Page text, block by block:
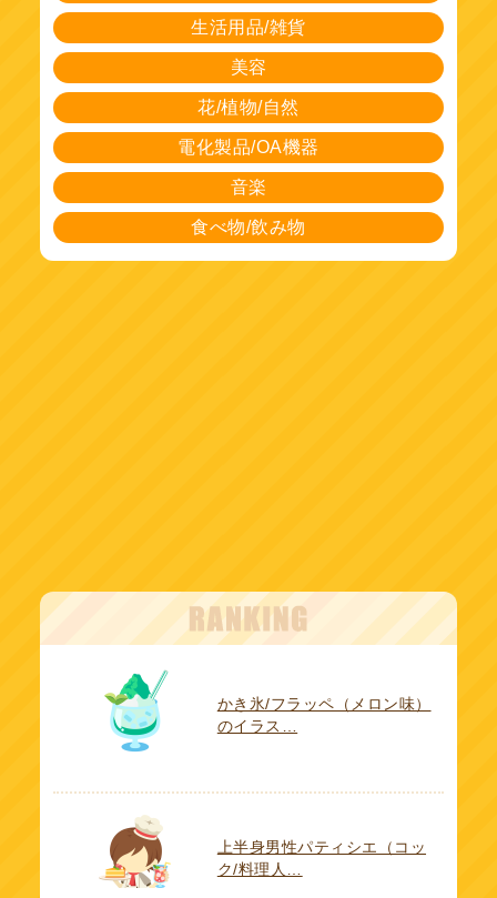
生活用品/雑貨
美容
花/植物/自然
電化製品/OA機器
音楽
食べ物/飲み物
かき氷/フラッペ（メロン味）
のイラス…
上半身男性パティシエ（コッ
ク/料理人…